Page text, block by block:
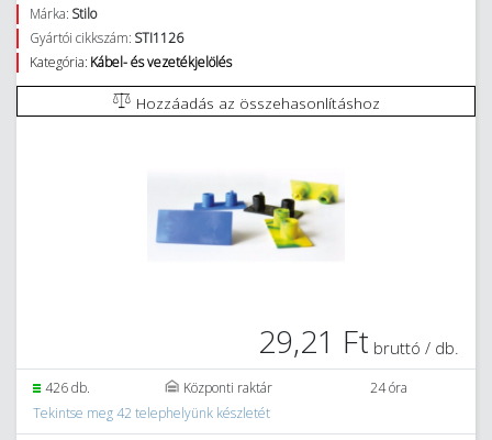
Márka: Stilo
Gyártói cikkszám: STI1126
Kategória: Kábel- és vezetékjelölés
Hozzáadás az összehasonlításhoz
29,21 Ft bruttó / db.
426 db. Központi raktár
24 óra
Tekintse meg 42 telephelyünk készletét